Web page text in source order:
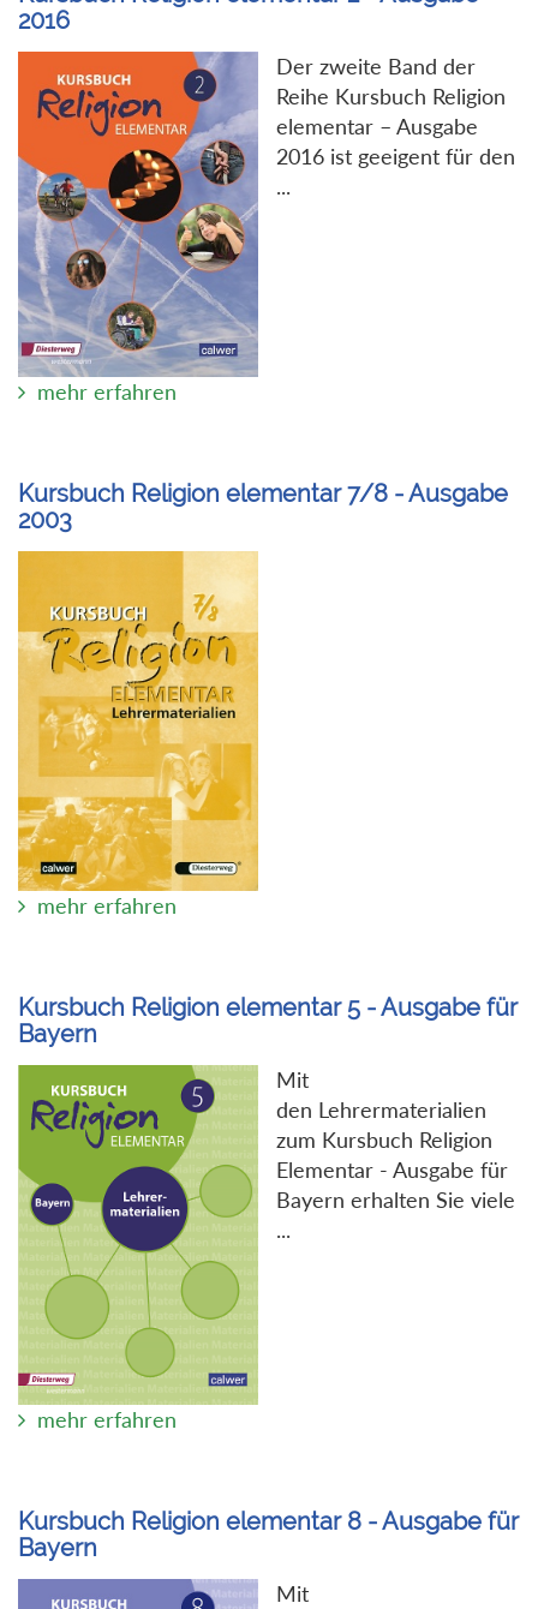
2016
Der zweite Band der
Reihe Kursbuch Religion
elementar – Ausgabe
2016 ist geeigent für den
...
mehr erfahren
Kursbuch Religion elementar 7/8 - Ausgabe
2003
mehr erfahren
Kursbuch Religion elementar 5 - Ausgabe für
Bayern
Mit
den Lehrermaterialien
zum Kursbuch Religion
Elementar - Ausgabe für
Bayern erhalten Sie viele
...
mehr erfahren
Kursbuch Religion elementar 8 - Ausgabe für
Bayern
Mit